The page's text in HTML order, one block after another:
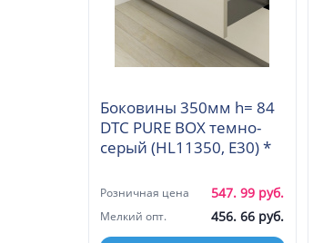
Боковины 350мм h= 84
DTC PURE BOX темно-
серый (HL11350, E30) *
Розничная цена 547. 99 руб.
Мелкий опт. 456. 66 руб.